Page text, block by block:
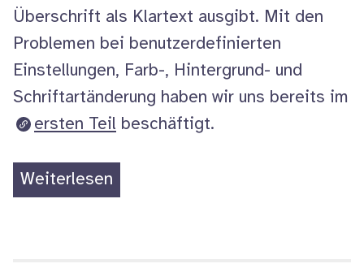
Überschrift als Klartext ausgibt. Mit den
Problemen bei benutzerdefinierten
Einstellungen, Farb-, Hintergrund- und
Schriftartänderung haben wir uns bereits im
ersten Teil beschäftigt.
Weiterlesen